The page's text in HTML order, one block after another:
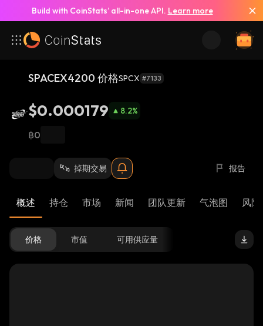
Build with CoinStats’ all-in-one API. Learn more
SPACEX4200 价格SPCX #7133
$0.000179 8.2%
฿0
掉期交易 报告
概述 持仓 市场 新闻 团队更新 气泡图 风险
价格 市值 可用供应量